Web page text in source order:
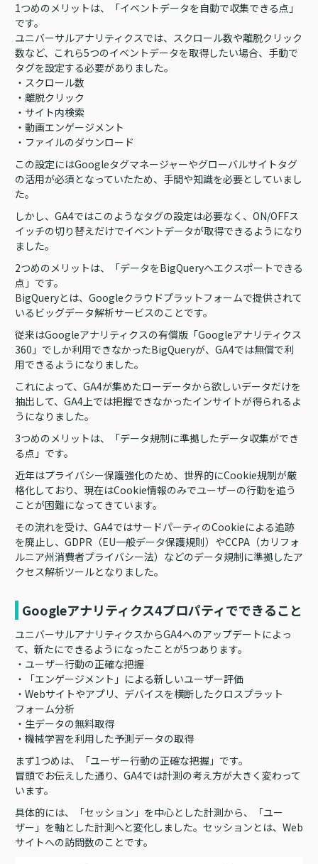
1つめのメリットは、「イベントデータを自動で収集できる点」
です。
ユニバーサルアナリティクスでは、スクロール数や離脱クリック
数など、これら5つのイベントデータを取得したい場合、手動で
タグを設定する必要がありました。
・スクロール数
・離脱クリック
・サイト内検索
・動画エンゲージメント
・ファイルのダウンロード
この設定にはGoogleタグマネージャーやグローバルサイトタグ
の活用が必須となっていたため、手間や知識を必要としていまし
た。
しかし、GA4ではこのようなタグの設定は必要なく、ON/OFFス
イッチの切り替えだけでイベントデータが取得できるようになり
ました。
2つめのメリットは、「データをBigQueryへエクスポートできる
点」です。
BigQueryとは、Googleクラウドプラットフォームで提供されて
いるビッグデータ解析サービスのことです。
従来はGoogleアナリティクスの有償版「Googleアナリティクス
360」でしか利用できなかったBigQueryが、GA4では無償で利
用できるようになりました。
これによって、GA4が集めたローデータから欲しいデータだけを
抽出して、GA4上では把握できなかったインサイトが得られるよ
うになりました。
3つめのメリットは、「データ規制に準拠したデータ収集ができ
る点」です。
近年はプライバシー保護強化のため、世界的にCookie規制が厳
格化しており、現在はCookie情報のみでユーザーの行動を追う
ことが困難になってきています。
その流れを受け、GA4ではサードパーティのCookieによる追跡
を廃止し、GDPR（EU一般データ保護規則）やCCPA（カリフォ
ルニア州消費者プライバシー法）などのデータ規制に準拠したア
クセス解析ツールとなりました。
Googleアナリティクス4プロパティでできること
ユニバーサルアナリティクスからGA4へのアップデートによっ
て、新たにできるようになったことが5つあります。
・ユーザー行動の正確な把握
・「エンゲージメント」による新しいユーザー評価
・Webサイトやアプリ、デバイスを横断したクロスプラット
フォーム分析
・生データの無料取得
・機械学習を利用した予測データの取得
まず1つめは、「ユーザー行動の正確な把握」です。
冒頭でお伝えした通り、GA4では計測の考え方が大きく変わって
います。
具体的には、「セッション」を中心とした計測から、「ユー
ザー」を軸とした計測へと変化しました。セッションとは、Web
サイトへの訪問数のことです。